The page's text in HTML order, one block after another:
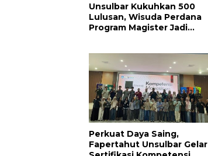
Unsulbar Kukuhkan 500
Lulusan, Wisuda Perdana
Program Magister Jadi
Perkuat Daya Saing,
Fapertahut Unsulbar Gelar